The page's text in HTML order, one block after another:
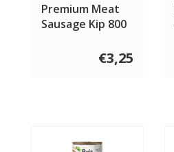
Premium Meat
Sausage Kip 800
€3,25